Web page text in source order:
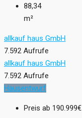
88,34
m²
allkauf haus GmbH
7.592 Aufrufe
allkauf haus GmbH
7.592 Aufrufe
Hausentwurf
Preis ab 190.999€